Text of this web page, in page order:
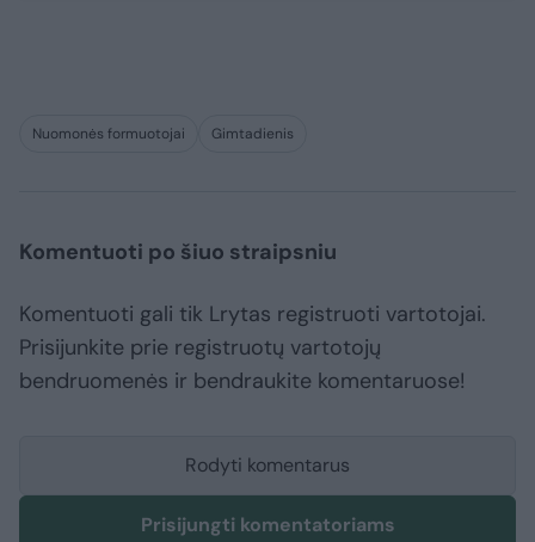
Nuomonės formuotojai Gimtadienis
Komentuoti po šiuo straipsniu
Komentuoti gali tik Lrytas registruoti vartotojai.
Prisijunkite prie registruotų vartotojų
bendruomenės ir bendraukite komentaruose!
Rodyti komentarus
Prisijungti komentatoriams